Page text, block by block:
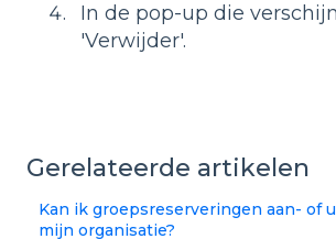
In de pop-up die
'Verwijder'.
Gerelateerde artikelen
Kan ik groepsreserveringen aan- of
mijn organisatie?